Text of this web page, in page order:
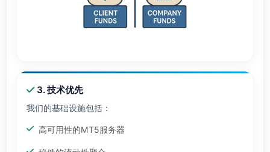
3. 技术优先
我们的基础设施包括：
高可用性的MT5服务器